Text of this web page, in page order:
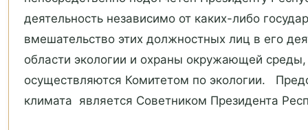
деятельность независимо от каких-либо
вмешательство этих должностных лиц в его
области экологии и охраны окружающей
осуществляются Комитетом по экологии.
климата является Советником Президента